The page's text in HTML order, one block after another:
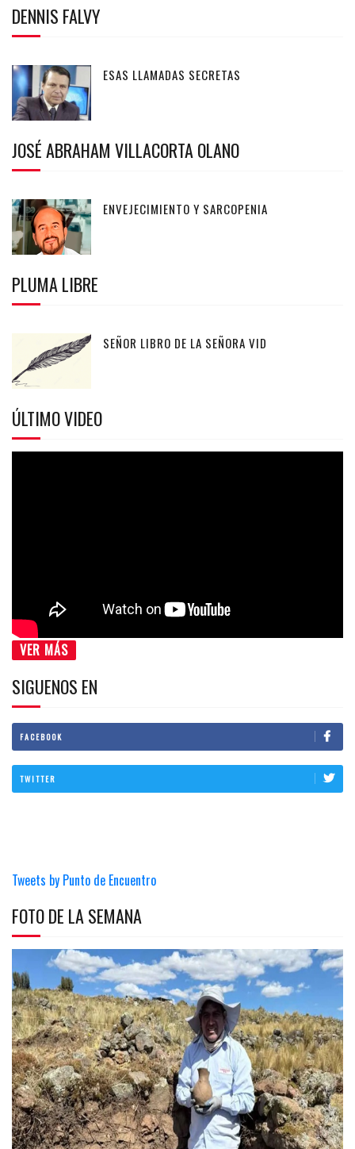
DENNIS FALVY
ESAS LLAMADAS SECRETAS
JOSÉ ABRAHAM VILLACORTA OLANO
ENVEJECIMIENTO Y SARCOPENIA
PLUMA LIBRE
SEÑOR LIBRO DE LA SEÑORA VID
ÚLTIMO VIDEO
VER MÁS
SIGUENOS EN
FACEBOOK
TWITTER
Tweets by Punto de Encuentro
FOTO DE LA SEMANA